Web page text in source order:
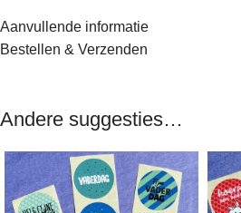
Aanvullende informatie
Bestellen & Verzenden
Andere suggesties…